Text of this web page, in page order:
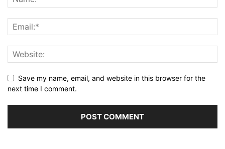
Save my name, email, and website in this browser for the
next time I comment.